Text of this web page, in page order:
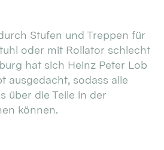
Stufen und Treppen für
oder mit Rollator schlecht
hat sich Heinz Peter Lob
ausgedacht, sodass alle
über die Teile in der
können.